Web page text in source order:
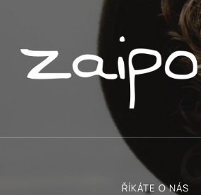
ŘÍKÁTE O NÁS